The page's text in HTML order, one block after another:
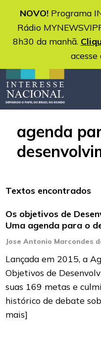
NOVO!Programa
Rádio
8h30 da manhã.
acesse
agenda
Textos encontrados
Os objetivos de
Uma agenda para o
Jose Antonio Marcondes
Lançada em 2015, a
Objetivos de
suas 169 metas e
histórico de debate
mais]